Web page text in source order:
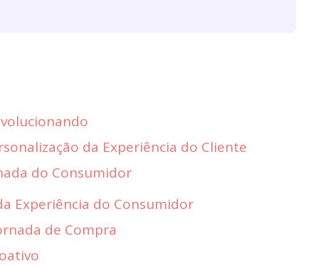
da Experiência do Cliente
do Consumidor
Experiência do Consumidor
de Compra